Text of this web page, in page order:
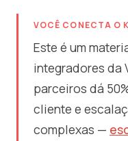
VOCÊ CONECTA O
Este é um
integradores da
parceiros dá
cliente e
complexas —